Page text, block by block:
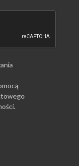
.